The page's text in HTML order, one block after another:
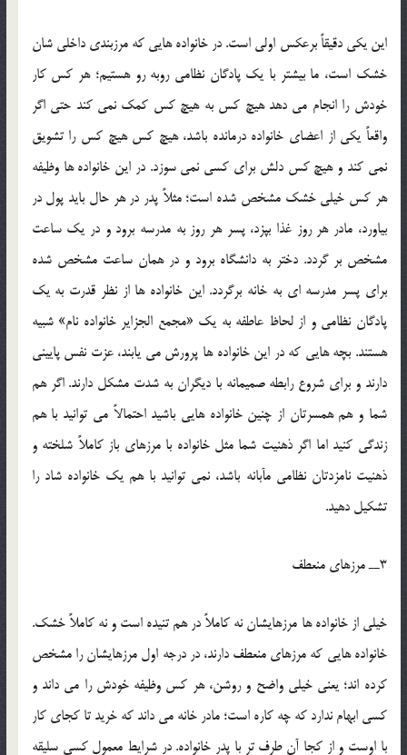
اين يکي دقيقاً برعکس اولي است. در خانواده هايي که مرزبندي داخلي شان
خشک است، ما بيشتر با يک پادگان نظامي روبه رو هستيم؛ هر کس کار
خودش را انجام مي دهد هيچ کس به هيچ کس کمک نمي کند حتي اگر
واقعاً يکي از اعضاي خانواده درمانده باشد، هيچ کس هيچ کس را تشويق
نمي کند و هيچ کس دلش براي کسي نمي سوزد. در اين خانواده ها وظيفه
هر کس خيلي خشک مشخص شده است؛ مثلاً پدر در هر حال بايد پول در
بياورد، مادر هر روز غذا بپزد، پسر هر روز به مدرسه برود و در يک ساعت
مشخص بر گردد. دختر به دانشگاه برود و در همان ساعت مشخص شده
براي پسر مدرسه اي به خانه برگردد. اين خانواده ها از نظر قدرت به يک
پادگان نظامي و از لحاظ عاطفه به يک «مجمع الجزاير خانواده نام» شبيه
هستند. بچه هايي که در اين خانواده ها پرورش مي يابند، عزت نفس پاييني
دارند و براي شروع رابطه صميمانه با ديگران به شدت مشکل دارند. اگر هم
شما و هم همسرتان از چنين خانواده هايي باشيد احتمالاً مي توانيد با هم
زندگي کنيد اما اگر ذهنيت شما مثل خانواده با مرزهاي باز کاملاً شلخته و
ذهنيت نامزدتان نظامي مآبانه باشد، نمي توانيد با هم يک خانواده شاد را
تشکيل دهيد.
3ــ مرزهاي منعطف
خيلي از خانواده ها مرزهايشان نه کاملاً در هم تنيده است و نه کاملاً خشک.
خانواده هايي که مرزهاي منعطف دارند، در درجه اول مرزهايشان را مشخص
کرده اند؛ يعني خيلي واضح و روشن، هر کس وظيفه خودش را مي داند و
کسي ابهام ندارد که چه کاره است؛ مادر خانه مي داند که خريد تا کجاي کار
با اوست و از کجا آن طرف تر با پدر خانواده. در شرايط معمول کسي سليقه